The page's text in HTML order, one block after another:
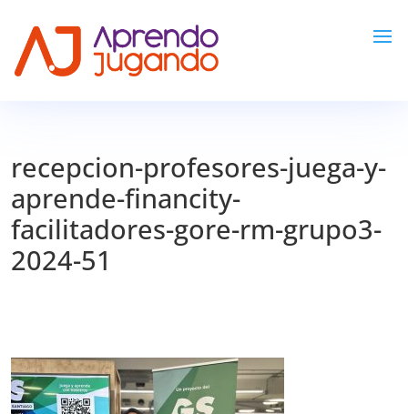
recepcion-profesores-juega-y-
aprende-financity-
facilitadores-gore-rm-grupo3-
2024-51